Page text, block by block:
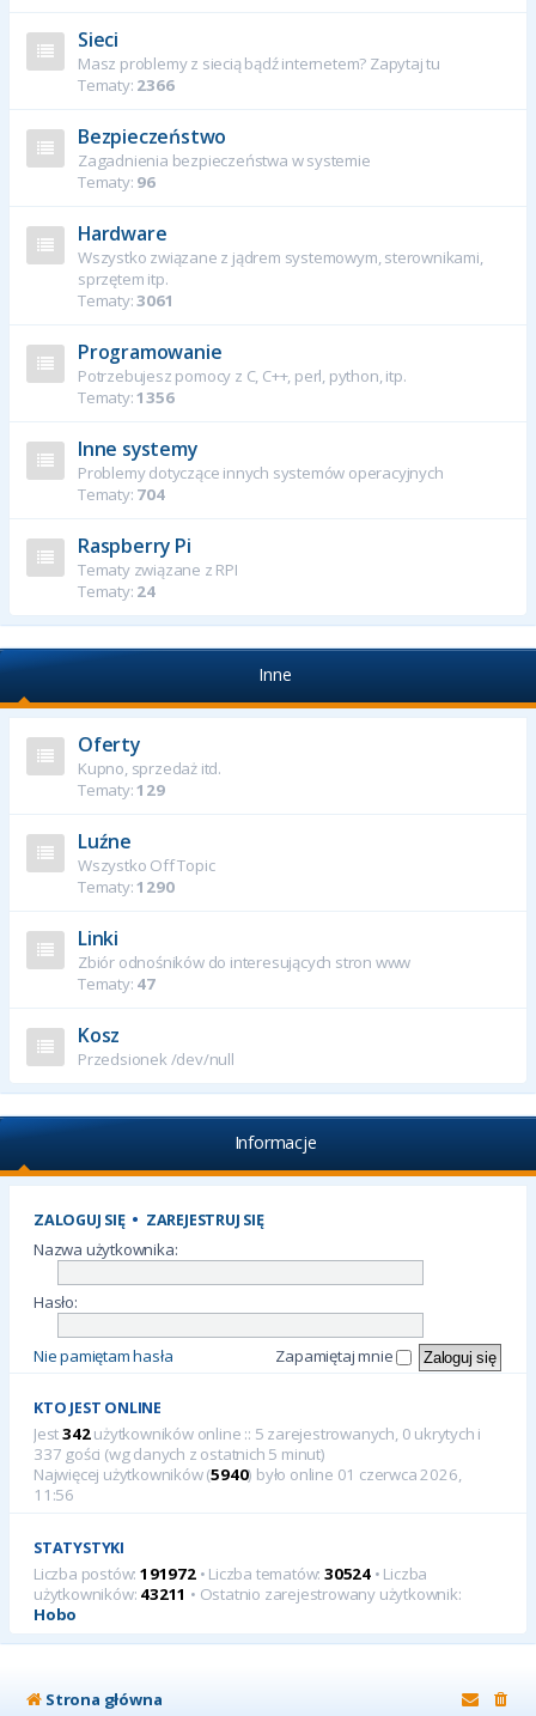
Sieci
Masz problemy z siecią bądź internetem? Zapytaj tu
Tematy: 2366
Bezpieczeństwo
Zagadnienia bezpieczeństwa w systemie
Tematy: 96
Hardware
Wszystko związane z jądrem systemowym, sterownikami,
sprzętem itp.
Tematy:3061
Programowanie
Potrzebujesz pomocy z C, C++, perl, python, itp.
Tematy:1356
Inne systemy
Problemy dotyczące innych systemów operacyjnych
Tematy: 704
Raspberry Pi
Tematy związane z RPI
Tematy: 24
Inne
Oferty
Kupno, sprzedaż itd.
Tematy:129
Luźne
Wszystko Off Topic
Tematy:1290
Linki
Zbiór odnośników do interesujących stron www
Tematy: 47
Kosz
Przedsionek /dev/null
Informacje
ZALOGUJ SIĘ• ZAREJESTRUJ SIĘ
Nazwa użytkownika:
Hasło:
Nie pamiętam hasła Zapamiętaj mnie
KTO JEST ONLINE
Jest342użytkowników online :: 5 zarejestrowanych, 0 ukrytych i
337 gości (wg danych z ostatnich 5 minut)
Najwięcej użytkowników (5940) było online 01 czerwca 2026,
11:56
STATYSTYKI
Liczba postów: 191972• Liczba tematów:30524 • Liczba
użytkowników: 43211 • Ostatnio zarejestrowany użytkownik:
Hobo
Strona główna